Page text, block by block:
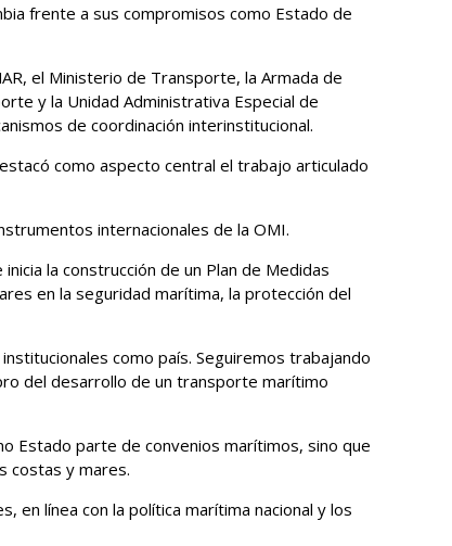
frente a sus compromisos como Estado de
el Ministerio de Transporte, la Armada de
y la Unidad Administrativa Especial de
de coordinación interinstitucional.
como aspecto central el trabajo articulado
internacionales de la OMI.
la construcción de un Plan de Medidas
en la seguridad marítima, la protección del
como país. Seguiremos trabajando
del desarrollo de un transporte marítimo
Estado parte de convenios marítimos, sino que
costas y mares.
en línea con la política marítima nacional y los